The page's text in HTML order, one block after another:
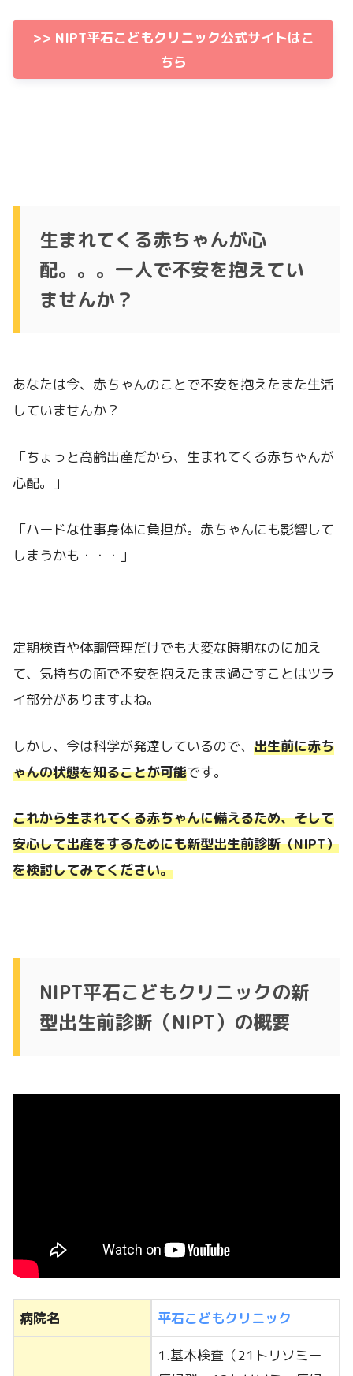
>> NIPT平石こどもクリニック公式サイトはこ
ちら
生まれてくる赤ちゃんが心
配。。。一人で不安を抱えてい
ませんか？
あなたは今、赤ちゃんのことで不安を抱えたまた生活
していませんか？
「ちょっと高齢出産だから、生まれてくる赤ちゃんが
心配。」
「ハードな仕事身体に負担が。赤ちゃんにも影響して
しまうかも・・・」
定期検査や体調管理だけでも大変な時期なのに加え
て、気持ちの面で不安を抱えたまま過ごすことはツラ
イ部分がありますよね。
しかし、今は科学が発達しているので、 出生前に赤ち
ゃんの状態を知ることが可能です。
これから生まれてくる赤ちゃんに備えるため、そして
安心して出産をするためにも新型出生前診断（NIPT）
を検討してみてください。
NIPT平石こどもクリニックの新
型出生前診断（NIPT）の概要
病院名 平石こどもクリニック
1.基本検査（21トリソミー